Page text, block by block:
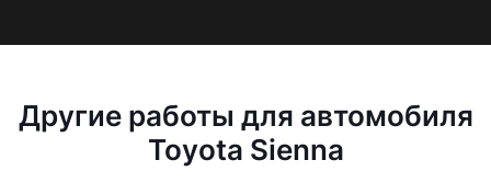
Другие работы для автомобиля
Toyota Sienna